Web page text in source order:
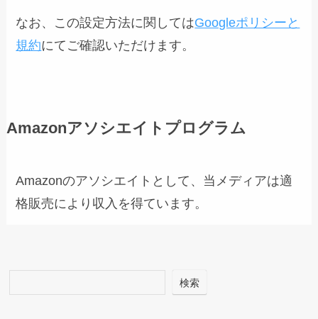
なお、この設定方法に関してはGoogleポリシーと
規約にてご確認いただけます。
Amazonアソシエイトプログラム
Amazonのアソシエイトとして、当メディアは適
格販売により収入を得ています。
検索